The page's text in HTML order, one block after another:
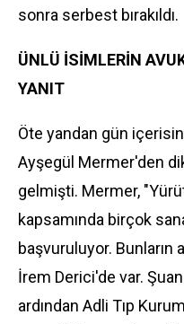
sonra serbest bırakıldı.
ÜNLÜ İSİMLERİN
YANIT
Öte yandan gün
Ayşegül Mermer'den
gelmişti. Mermer,
kapsamında birçok
başvuruluyor. Bunların
İrem Derici'de var.
ardından Adli Tıp